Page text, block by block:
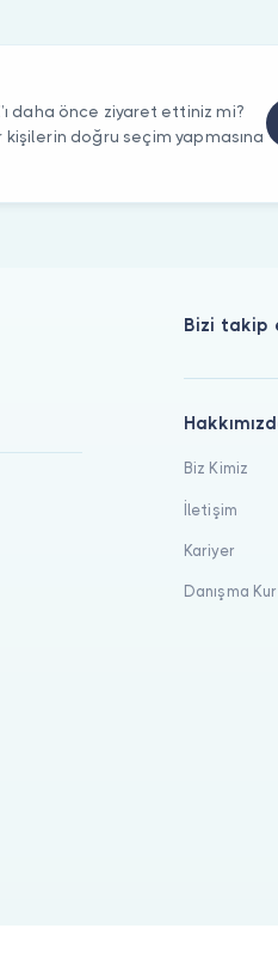
daha önce ziyaret ettiniz mi?
doğru seçim yapmasına
Bizi takip
Biz Kimiz
İletişim
Kariyer
Danışma